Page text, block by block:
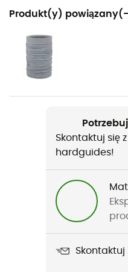
Polecane dla
Narciarstwo zjazdowe /
mountain
Rodzaj
Mężczyźni / Kobiety
Warstwa wewnętrzna
Skorupa zewnętrzna
Konstrukcja kadłubu
Produkt(y)
Skontaktuj się
hardguides!
Skontaktuj